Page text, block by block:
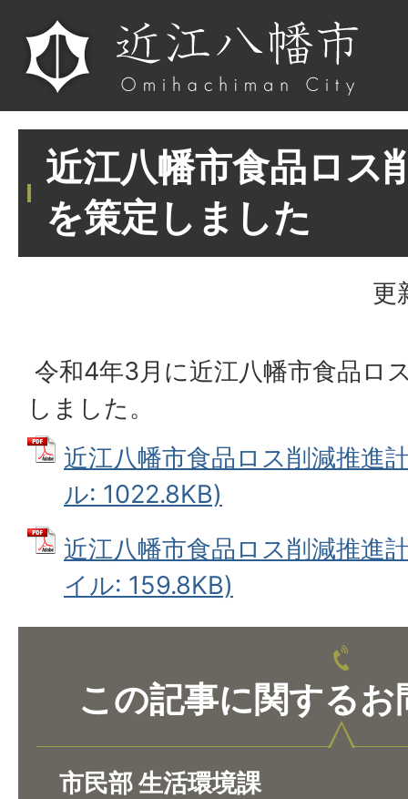
近江八幡市食品ロス
を策定しました
更
令和4年3月に近江八幡市食品ロ
しました。
近江八幡市食品ロス削減推進
ル: 1022.8KB)
近江八幡市食品ロス削減推進
イル: 159.8KB)
この記事に関するお
市民部 生活環境課